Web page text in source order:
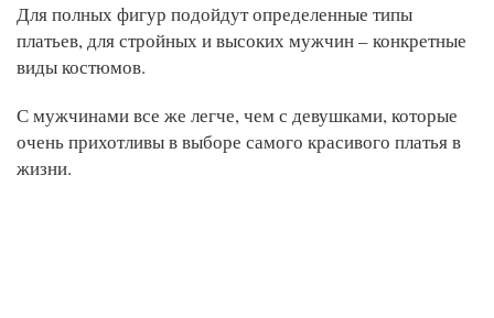
Для полных фигур подойдут определенные типы
платьев, для стройных и высоких мужчин – конкретные
виды костюмов.
С мужчинами все же легче, чем с девушками, которые
очень прихотливы в выборе самого красивого платья в
жизни.